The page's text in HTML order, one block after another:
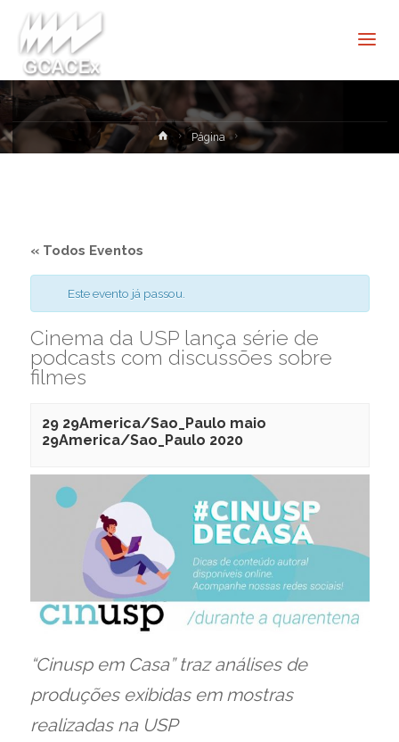
HomePágina
« Todos Eventos
Este evento já passou.
Cinema da USP lança série de
podcasts com discussões sobre
filmes
29 29America/Sao_Paulo maio
29America/Sao_Paulo 2020
“Cinusp em Casa” traz análises de
produções exibidas em mostras
realizadas na USP